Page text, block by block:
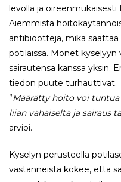
levolla ja
Aiemmista
antibiootteja, mikä
potilaissa. Monet
sairautensa kanssa yksin.
tiedon puute turhauttivat.
”Määrätty hoito voi
liian vähäiseltä ja sairaus
arvioi.
Kyselyn perusteella
vastanneista kokee, että